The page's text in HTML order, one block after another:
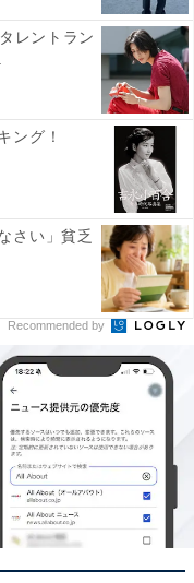
ールなどで常に監
どで常に監視され
り、リモートワー
できません。その
イミングで上司に
う。週次や日次で
かもしれません。
態に慣れず、部下を
レントラン
ング！
さい」貧乏
Recommended by